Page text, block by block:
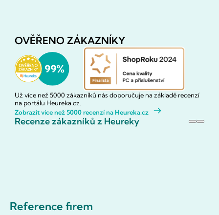
OVĚŘENO ZÁKAZNÍKY
Už více než 5000 zákazníků nás doporučuje na základě recenzí
na portálu Heureka.cz.
Zobrazit více než 5000 recenzí na Heureka.cz
Recenze zákazníků z Heureky
Reference firem